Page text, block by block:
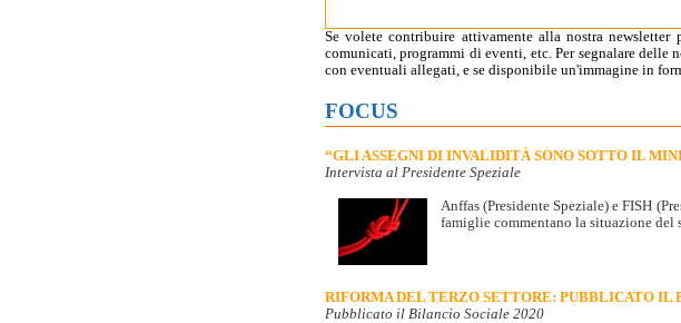
Se volete contribuire attivamente alla nostra newsletter
comunicati, programmi di eventi, etc. Per segnalare
con eventuali allegati, e se disponibile un'immagine in
FOCUS
“GLI ASSEGNI DI INVALIDITÀ SONO SOTTO IL
Intervista al Presidente Speziale
Anffas (Presidente Speziale) e FISH
famiglie commentano la situazione del
RIFORMA DEL TERZO SETTORE: PUBBLICATO IL
Pubblicato il Bilancio Sociale 2020